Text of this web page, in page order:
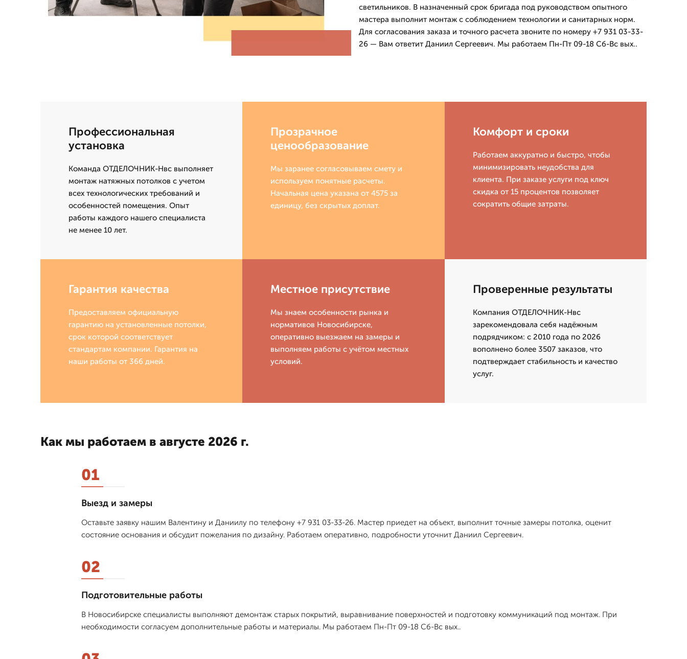
светильников. В назначенный срок бригада под руководством опытного
мастера выполнит монтаж с соблюдением технологии и санитарных норм.
Для согласования заказа и точного расчета звоните по номеру +7 931 03-33-
26 — Вам ответит Даниил Сергеевич. Мы работаем Пн-Пт 09-18 Сб-Вс вых..
Профессиональная
установка
Команда ОТДЕЛОЧНИК-Нвс выполняет
монтаж натяжных потолков с учетом
всех технологических требований и
особенностей помещения. Опыт
работы каждого нашего специалиста
не менее 10 лет.
Прозрачное
ценообразование
Мы заранее согласовываем смету и
используем понятные расчеты.
Начальная цена указана от 4575 за
единицу, без скрытых доплат.
Комфорт и сроки
Работаем аккуратно и быстро, чтобы
минимизировать неудобства для
клиента. При заказе услуги под ключ
скидка от 15 процентов позволяет
сократить общие затраты.
Гарантия качества
Предоставляем официальную
гарантию на установленные потолки,
срок которой соответствует
стандартам компании. Гарантия на
наши работы от 366 дней.
Местное присутствие
Мы знаем особенности рынка и
нормативов Новосибирске,
оперативно выезжаем на замеры и
выполняем работы с учётом местных
условий.
Проверенные результаты
Компания ОТДЕЛОЧНИК-Нвс
зарекомендовала себя надёжным
подрядчиком: с 2010 года по 2026
вополнено более 3507 заказов, что
подтверждает стабильность и качество
услуг.
Как мы работаем в августе 2026 г.
01
Выезд и замеры
Оставьте заявку нашим Валентину и Даниилу по телефону +7 931 03-33-26. Мастер приедет на объект, выполнит точные замеры потолка, оценит
состояние основания и обсудит пожелания по дизайну. Работаем оперативно, подробности уточнит Даниил Сергеевич.
02
Подготовительные работы
В Новосибирске специалисты выполняют демонтаж старых покрытий, выравнивание поверхностей и подготовку коммуникаций под монтаж. При
необходимости согласуем дополнительные работы и материалы. Мы работаем Пн-Пт 09-18 Сб-Вс вых..